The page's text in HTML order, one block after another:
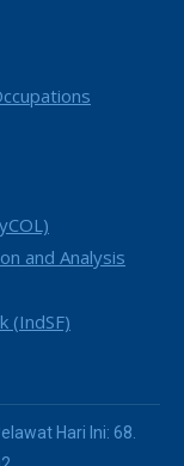
and Analysis
(IndSF)
Hari Ini: 68.